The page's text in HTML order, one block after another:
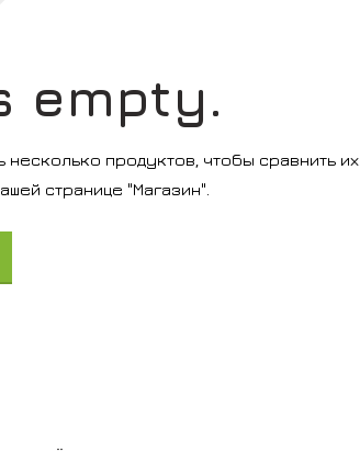
empty.
продуктов, чтобы сравнить их.
странице "Магазин".